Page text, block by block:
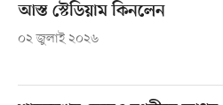
আস্ত স্টেডিয়াম কিনলেন
০২ জুলাই ২০২৬